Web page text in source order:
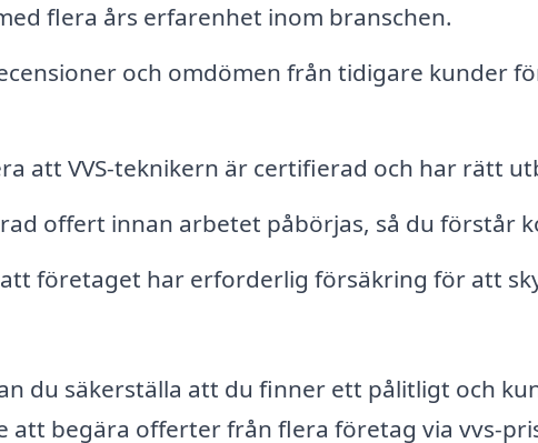
flera års erfarenhet inom branschen.
och omdömen från tidigare kunder
att VVS-teknikern är certifierad och har rätt
offert innan arbetet påbörjas, så du förstår
företaget har erforderlig försäkring för att
du säkerställa att du finner ett pålitligt och
att begära offerter från flera företag via vvs-